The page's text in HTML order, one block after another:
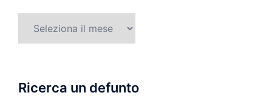
Ricerca un defunto